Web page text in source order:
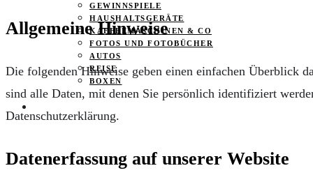
GEWINNSPIELE
HAUSHALTSGERÄTE
KAFFEEMASCHINEN & CO
FOTOS UND FOTOBÜCHER
AUTOS
REISE
BOXEN
Allgemeine Hinweise
Die folgenden Hinweise geben einen einfachen Überblick
sind alle Daten, mit denen Sie persönlich identifiziert
Datenschutzerklärung.
Datenerfassung auf unserer Website